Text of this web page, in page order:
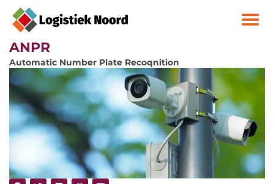
ANPR
Automatic Number Plate Recoqnition